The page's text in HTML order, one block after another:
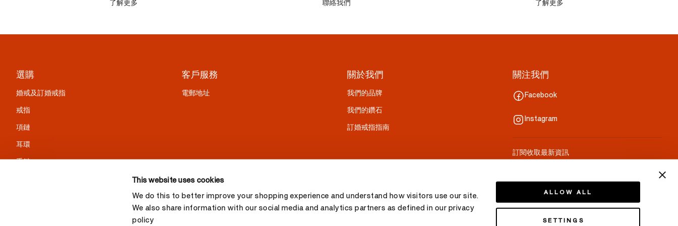
This website uses cookies
We do this to better improve your shopping experience and understand how visitors use our site.
We also share information with our social media and analytics partners as defined in our privacy
policy
ALLOW ALL
SETTINGS
了解更多 聯絡我們 了解更多
選購
婚戒及訂婚戒指
戒指
項鏈
耳環
手鏈
客戶服務
電郵地址
關於我們
我們的品牌
我們的鑽石
訂婚戒指指南
關注我們
Facebook
Instagram
訂閱收取最新資訊
你的郵件